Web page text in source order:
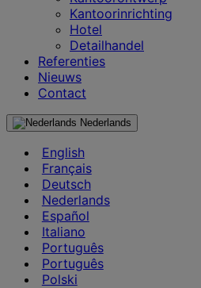
Kantoorinrichting
Hotel
Detailhandel
Referenties
Nieuws
Contact
Nederlands
English
Français
Deutsch
Nederlands
Español
Italiano
Português
Português
Polski